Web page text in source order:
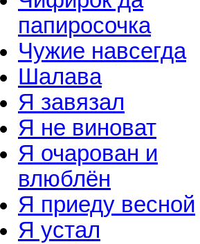
папиросочка
Чужие навсегда
Шалава
Я завязал
Я не виноват
Я очарован и
влюблён
Я приеду весной
Я устал